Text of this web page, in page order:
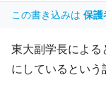
この書き込みは 保護
東大副学長による
にしているという